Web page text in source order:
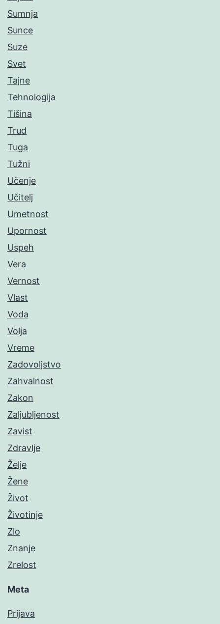
Sumnja
Sunce
Suze
Svet
Tajne
Tehnologija
Tišina
Trud
Tuga
Tužni
Učenje
Učitelj
Umetnost
Upornost
Uspeh
Vera
Vernost
Vlast
Voda
Volja
Vreme
Zadovoljstvo
Zahvalnost
Zakon
Zaljubljenost
Zavist
Zdravlje
Želje
Žene
Život
Životinje
Zlo
Znanje
Zrelost
Meta
Prijava